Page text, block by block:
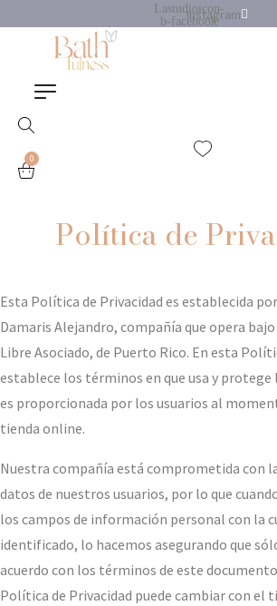
Lastudioicon-
b-facebook
Instagram
0
Política de
Esta Política de Privacidad es establecida
Damaris Alejandro, compañía que opera
Libre Asociado, de Puerto Rico. En esta
establece los términos en que usa y
es proporcionada por los usuarios al
tienda online.
Nuestra compañía está comprometida con
datos de nuestros usuarios, por lo que
los campos de información personal con la
identificado, lo hacemos asegurando que
acuerdo con los términos de este
Política de Privacidad puede cambiar con el